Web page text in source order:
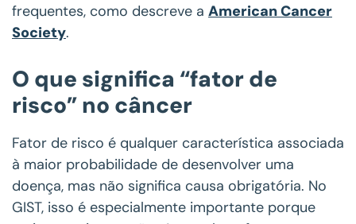
frequentes, como descreve a American Cancer
Society.
O que significa “fator de
risco” no câncer
Fator de risco é qualquer característica associada
à maior probabilidade de desenvolver uma
doença, mas não significa causa obrigatória. No
GIST, isso é especialmente importante porque